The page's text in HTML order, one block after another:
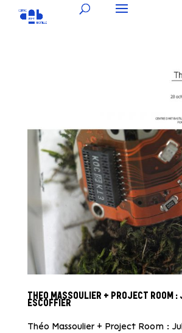
THEO MASSOULIER + PROJECT ROOM :
ESCOFFIER
Théo Massoulier + Project Room :